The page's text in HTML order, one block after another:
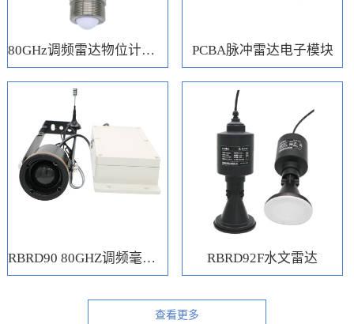
80GHz调频雷达物位计（RBRD71） PCBA脉冲雷达电子模块
RBRD90 80GHZ调频毫米波水位计 RBRD92F水文雷达
查看更多